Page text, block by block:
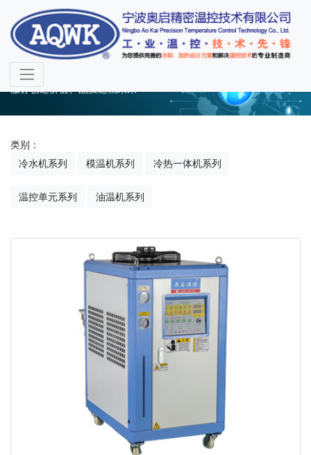
产品中心
服务创造价值、品质造就未来
类别：
冷水机系列
模温机系列 冷热一体机系列
温控单元系列 油温机系列